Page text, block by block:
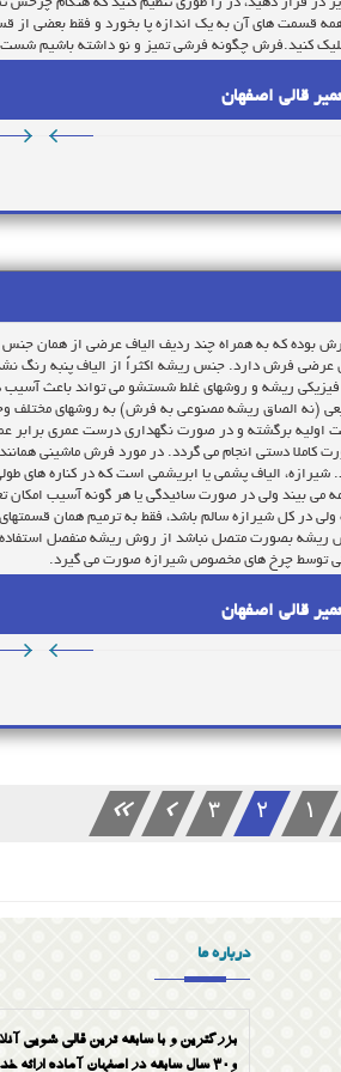
همه قسمت های آن به یک اندازه پا بخورد و فقط بعضی
کنید.فرش چگونه فرشی تمیز و نو داشته باشیم شست
فرش را می زدایند و سپس فرآیند شست و شو را ادامه
در بین پرزهای فرش باقی می ماند. تمیز کردن فرش
های شسته شده را هیچ وقت آویزان نکنید. پهن کردن
اگر شستن فرش ها، جزو برنامه های فصلی شماست،
و نور ملایم آفتاب پهن کنید. با این روش، هوا در اطراف
است، برای خشک کردن آن از یک اسفنج، حوله یا
ملایم قرار دهید یا به وسیله حرارت ملایم
چگونه فرشی تمیز و نو داشته باشیم استفاده از
فرش تمیز و درخشان کنید . کافی است در یک ظرف آب
از بین رفتن آن ها می شود نیز مناسب است.
قالی اصفهان
فرش بوده که به همراه چند ردیف الیاف عرضی از همان
عرضی فرش دارد. جنس ریشه اکثراً از الیاف پنبه
ریشه و روشهای غلط شستشو می تواند باعث آسیب
(نه الصاق ریشه مصنوعی به فرش) به روشهای مختلف
اولیه برگشته و در صورت نگهداری درست عمری
کاملا دستی انجام می گردد. در مورد فرش ماشینی
الیاف پشمی یا ابریشمی است که در کناره های
می بیند ولی در صورت سائیدگی یا هر گونه آسیب
ولی در کل شیرازه سالم باشد، فقط به ترمیم همان
ریشه بصورت متصل نباشد از روش ریشه منفصل استفاده
توسط چرخ های مخصوص شیرازه صورت می گیرد.
قالی اصفهان
1
2
3
درباره ما
بزرگترین و با سابقه ترین قالی شویی
و30 سال سابقه در اصفهان آماده ارائه خدمات به صورت تضمینی میباشد شماره تماس 03133336768